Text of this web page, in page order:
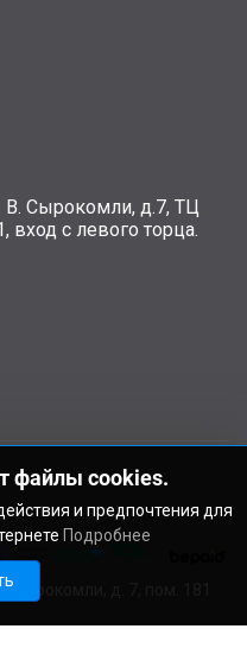
Сырокомли, д.7, ТЦ
вход с левого торца.
Сырокомли, д. 7, пом. 181
файлы cookies.
и предпочтения для
Подробнее